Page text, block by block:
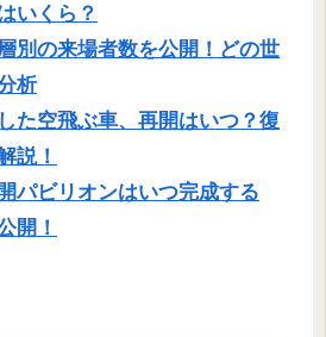
いくら？
別の来場者数を公開！どの世
析
た空飛ぶ車、再開はいつ？復
説！
パビリオンはいつ完成する
開！